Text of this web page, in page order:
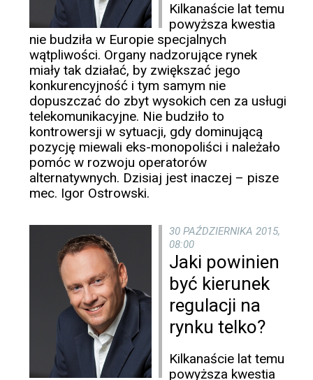
Kilkanaście lat temu
powyższa kwestia
nie budziła w Europie specjalnych
wątpliwości. Organy nadzorujące rynek
miały tak działać, by zwiększać jego
konkurencyjność i tym samym nie
dopuszczać do zbyt wysokich cen za usługi
telekomunikacyjne. Nie budziło to
kontrowersji w sytuacji, gdy dominującą
pozycję miewali eks-monopoliści i należało
pomóc w rozwoju operatorów
alternatywnych. Dzisiaj jest inaczej – pisze
mec. Igor Ostrowski.
30 PAŹDZIERNIKA 2015,
08:00
Jaki powinien
być kierunek
regulacji na
rynku telko?
Kilkanaście lat temu
powyższa kwestia